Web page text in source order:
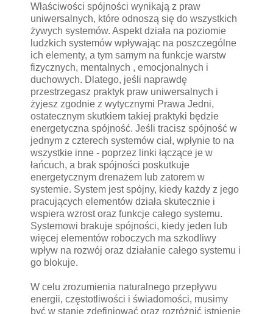
Właściwości spójności wynikają z praw
uniwersalnych, które odnoszą się do wszystkich
żywych systemów. Aspekt działa na poziomie
ludzkich systemów wpływając na poszczególne
ich elementy, a tym samym na funkcje warstw
fizycznych, mentalnych , emocjonalnych i
duchowych. Dlatego, jeśli naprawdę
przestrzegasz praktyk praw uniwersalnych i
żyjesz zgodnie z wytycznymi Prawa Jedni,
ostatecznym skutkiem takiej praktyki będzie
energetyczna spójność. Jeśli tracisz spójność w
jednym z czterech systemów ciał, wpłynie to na
wszystkie inne - poprzez linki łączące je w
łańcuch, a brak spójności poskutkuje
energetycznym drenażem lub zatorem w
systemie. System jest spójny, kiedy każdy z jego
pracujących elementów działa skutecznie i
wspiera wzrost oraz funkcje całego systemu.
Systemowi brakuje spójności, kiedy jeden lub
więcej elementów roboczych ma szkodliwy
wpływ na rozwój oraz działanie całego systemu i
go blokuje.
W celu zrozumienia naturalnego przepływu
energii, częstotliwości i świadomości, musimy
być w stanie zdefiniować oraz rozróżnić istnienie